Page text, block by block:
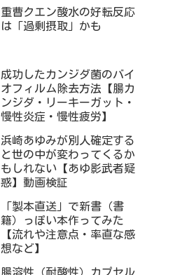
重曹クエン酸水の好転反応
は「過剰摂取」かも
成功したカンジダ菌のバイ
オフィルム除去方法【腸カ
ンジダ・リーキーガット・
慢性炎症・慢性疲労】
浜崎あゆみが別人確定する
と世の中が変わってくるか
もしれない【あゆ影武者疑
惑】動画検証
「製本直送」で新書（書
籍）っぽい本作ってみた
【流れや注意点・率直な感
想など】
腸溶性（耐酸性）カプセル